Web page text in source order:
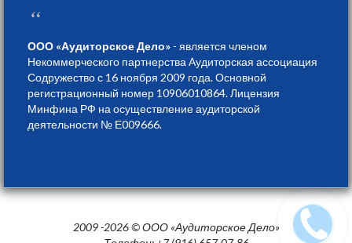
“
ООО «Аудиторское Дело» - является членом
Некоммерческого партнерства Аудиторская ассоциация
Содружество с 16 ноября 2009 года. Основной
регистрационный номер 10906010864. Лицензия
Минфина РФ на осуществление аудиторской
деятельности № Е009666.
2009 -2026 © ООО «Аудиторское Дело»